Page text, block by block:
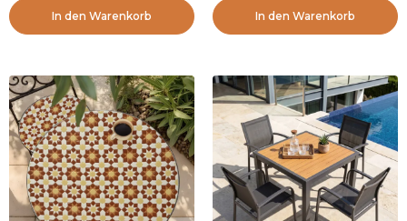
In den Warenkorb In den Warenkorb